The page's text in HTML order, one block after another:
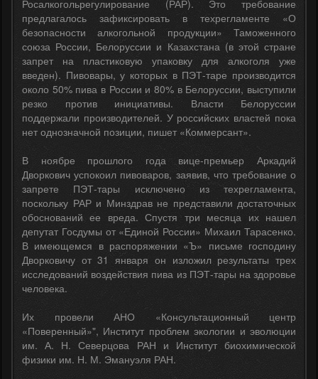
Росалкогольрегулирование (РАР). Это требование
предлагалось зафиксировать в техрегламенте «О
безопасности алкогольной продукции» Таможенного
союза России, Белоруссии и Казахстана (в этой стране
запрет на пластиковую упаковку для алкоголя уже
введен). Пивовары, у которых в ПЭТ-таре производится
около 50% пива в России и 80% в Белоруссии, выступили
резко против инициативы. Власти Белоруссии
поддержали производителей. У российских властей пока
нет однозначной позиции, пишет «Коммерсант».
В ноябре прошлого года вице-премьер Аркадий
Дворкович успокоил пивоваров, заявив, что требование о
запрете ПЭТ-тары исключено из техрегламента,
поскольку РАР и Минздрав не представили достаточных
обоснований ее вреда. Спустя три месяца их нашел
депутат Госдумы от «Единой России» Михаил Тарасенко.
В имеющемся в распоряжении «Ъ» письме господину
Дворковичу от 31 января он изложил результаты трех
исследований воздействия пива из ПЭТ-тары на здоровье
человека.
Их провели АНО «Консультационный центр
«Поверенный»", Институт проблем экологии и эволюции
им. А. Н. Северцова РАН и Институт биохимической
физики им. Н. М. Эмануэля РАН.